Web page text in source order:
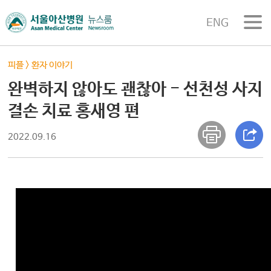
ENG
피플>환자 이야기
완벽하지 않아도 괜찮아 - 선천성 사지
결손 치료 홍새영 편
2022.09.16